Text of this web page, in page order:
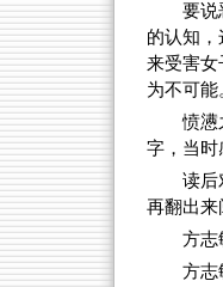
要说
的认知
来受害女
为不可能
愤懑
字，当时
读后
再翻出来
方志
方志